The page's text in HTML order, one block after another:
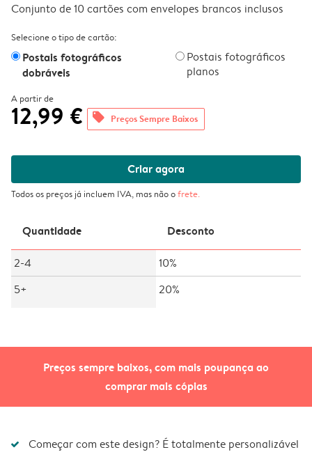
Preços sempre baixos, com mais poupança ao
comprar mais cópias
Conjunto de 10 cartões com envelopes brancos inclusos
Selecione o tipo de cartão:
Postais fotográficos
dobráveis
Postais fotográficos
planos
A partir de
12,99 € offers Preços Sempre Baixos
Criar agora
Todos os preços já incluem IVA, mas não ofrete.
Quantidade Desconto
2-4
10%
5+
20%
Começar com este design? É totalmente personalizável